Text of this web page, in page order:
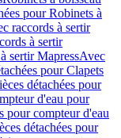
pour Robinets à
raccords à sertir
à sertir
sertir MapressAvec
pour Clapets
détachées pour
d'eau pour
pour compteur d'eau
détachées pour